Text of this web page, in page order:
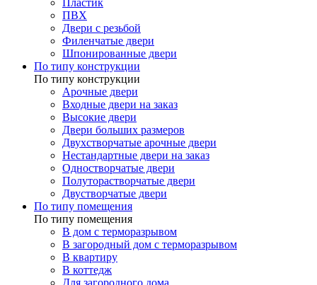
Пластик
ПВХ
Двери с резьбой
Филенчатые двери
Шпонированные двери
По типу конструкции
По типу конструкции
Арочные двери
Входные двери на заказ
Высокие двери
Двери больших размеров
Двухстворчатые арочные двери
Нестандартные двери на заказ
Одностворчатые двери
Полуторастворчатые двери
Двустворчатые двери
По типу помещения
По типу помещения
В дом с терморазрывом
В загородный дом с терморазрывом
В квартиру
В коттедж